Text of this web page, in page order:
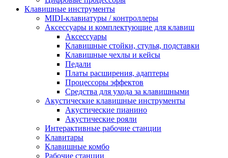
Клавишные инструменты
MIDI-клавиатуры / контроллеры
Аксессуары и комплектующие для клавиш
Аксессуары
Клавишные стойки, стулья, подставки
Клавишные чехлы и кейсы
Педали
Платы расширения, адаптеры
Процессоры эффектов
Средства для ухода за клавишными
Акустические клавишные инструменты
Акустические пианино
Акустические рояли
Интерактивные рабочие станции
Клавитары
Клавишные комбо
Рабочие станции